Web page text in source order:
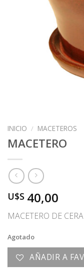
INICIO / MACETEROS
MACETERO
U$S 40,00
MACETERO DE
Agotado
AÑADIR A